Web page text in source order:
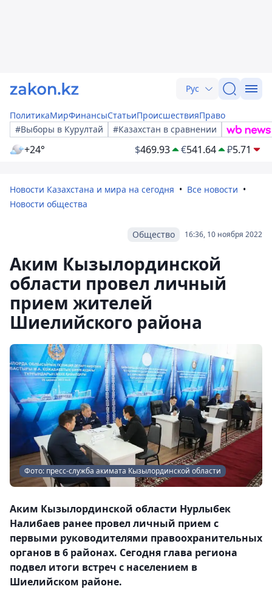
Рус
ПолитикаМирФинансыСтатьиПроисшествияПраво
#Выборы в Курултай
#Казахстан в сравнении
+24° $469.93 €541.64 ₽5.71
Новости Казахстана и мира на сегодня
Все новости
Новости общества
16:36, 10 ноября 2022
Общество
Аким Кызылординской
области провел личный
прием жителей
Шиелийского района
Фото: пресс-служба акимата Кызылординской области
Аким Кызылординской области Нурлыбек
Налибаев ранее провел личный прием с
первыми руководителями правоохранительных
органов в 6 районах. Сегодня глава региона
подвел итоги встреч с населением в
Шиелийском районе.